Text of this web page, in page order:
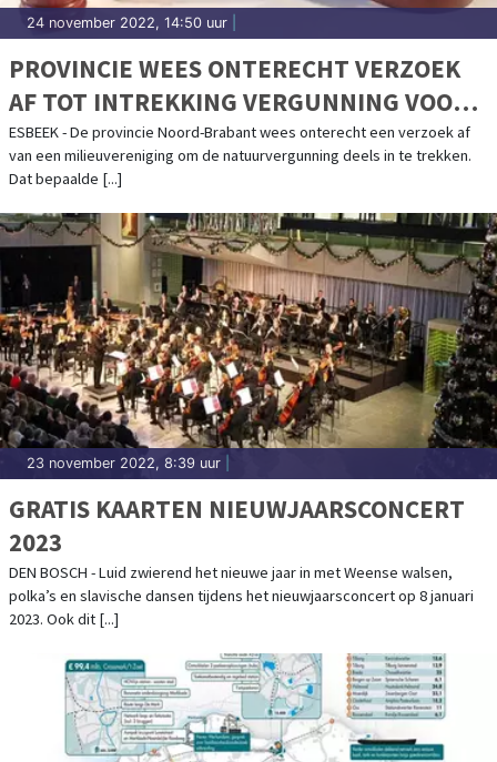
24 november 2022, 14:50 uur
PROVINCIE WEES ONTERECHT VERZOEK
AF TOT INTREKKING VERGUNNING VOOR
UITBREIDING VARKENSHOUDERIJ IN
ESBEEK
ESBEEK - De provincie Noord-Brabant wees onterecht een verzoek af
van een milieuvereniging om de natuurvergunning deels in te trekken.
Dat bepaalde [...]
23 november 2022, 8:39 uur
GRATIS KAARTEN NIEUWJAARSCONCERT
2023
DEN BOSCH - Luid zwierend het nieuwe jaar in met Weense walsen,
polka’s en slavische dansen tijdens het nieuwjaarsconcert op 8 januari
2023. Ook dit [...]